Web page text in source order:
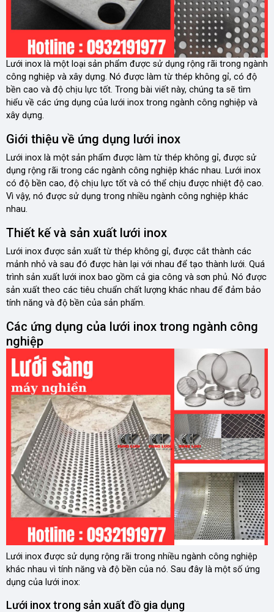
Lưới inox là một loại sản phẩm được sử dụng rộng rãi trong ngành
công nghiệp và xây dựng. Nó được làm từ thép không gỉ, có độ
bền cao và độ chịu lực tốt. Trong bài viết này, chúng ta sẽ tìm
hiểu về các ứng dụng của lưới inox trong ngành công nghiệp và
xây dựng.
Giới thiệu về ứng dụng lưới inox
Lưới inox là một sản phẩm được làm từ thép không gỉ, được sử
dụng rộng rãi trong các ngành công nghiệp khác nhau. Lưới inox
có độ bền cao, độ chịu lực tốt và có thể chịu được nhiệt độ cao.
Vì vậy, nó được sử dụng trong nhiều ngành công nghiệp khác
nhau.
Thiết kế và sản xuất lưới inox
Lưới inox được sản xuất từ thép không gỉ, được cắt thành các
mảnh nhỏ và sau đó được hàn lại với nhau để tạo thành lưới. Quá
trình sản xuất lưới inox bao gồm cả gia công và sơn phủ. Nó được
sản xuất theo các tiêu chuẩn chất lượng khác nhau để đảm bảo
tính năng và độ bền của sản phẩm.
Các ứng dụng của lưới inox trong ngành công
nghiệp
Lưới inox được sử dụng rộng rãi trong nhiều ngành công nghiệp
khác nhau vì tính năng và độ bền của nó. Sau đây là một số ứng
dụng của lưới inox:
Lưới inox trong sản xuất đồ gia dụng